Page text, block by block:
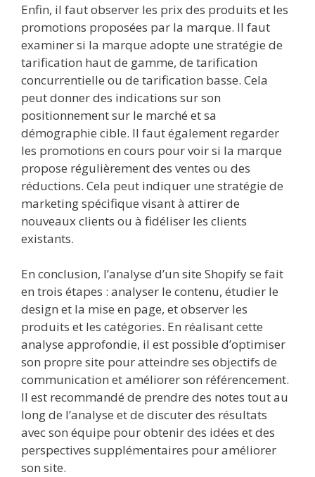
Enfin, il faut observer les prix des produits et les
promotions proposées par la marque. Il faut
examiner si la marque adopte une stratégie de
tarification haut de gamme, de tarification
concurrentielle ou de tarification basse. Cela
peut donner des indications sur son
positionnement sur le marché et sa
démographie cible. Il faut également regarder
les promotions en cours pour voir si la marque
propose régulièrement des ventes ou des
réductions. Cela peut indiquer une stratégie de
marketing spécifique visant à attirer de
nouveaux clients ou à fidéliser les clients
existants.
En conclusion, l’analyse d’un site Shopify se fait
en trois étapes : analyser le contenu, étudier le
design et la mise en page, et observer les
produits et les catégories. En réalisant cette
analyse approfondie, il est possible d’optimiser
son propre site pour atteindre ses objectifs de
communication et améliorer son référencement.
Il est recommandé de prendre des notes tout au
long de l’analyse et de discuter des résultats
avec son équipe pour obtenir des idées et des
perspectives supplémentaires pour améliorer
son site.